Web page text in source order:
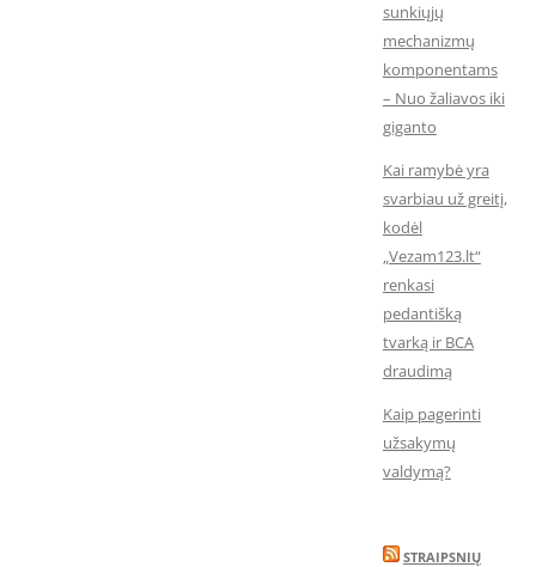
sunkiųjų
mechanizmų
komponentams
– Nuo žaliavos iki
giganto
Kai ramybė yra
svarbiau už greitį,
kodėl
„Vezam123.lt“
renkasi
pedantišką
tvarką ir BCA
draudimą
Kaip pagerinti
užsakymų
valdymą?
STRAIPSNIŲ